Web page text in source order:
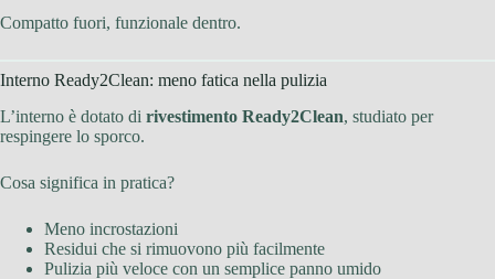
Compatto fuori, funzionale dentro.
Interno Ready2Clean: meno fatica nella pulizia
L’interno è dotato di rivestimento Ready2Clean, studiato per
respingere lo sporco.
Cosa significa in pratica?
Meno incrostazioni
Residui che si rimuovono più facilmente
Pulizia più veloce con un semplice panno umido